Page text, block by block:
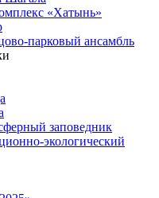
«Хатынь»
парковый ансамбль
заповедник
экологический